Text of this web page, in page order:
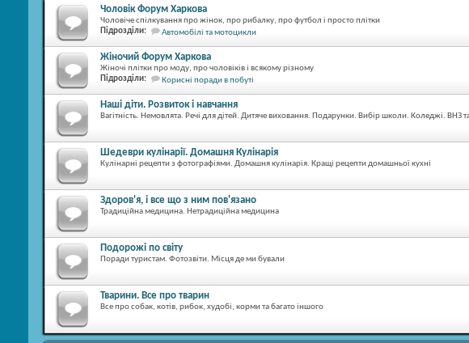
Чоловік Форум Харкова
Чоловіче спілкування про жінок, про рибалку, про футбол і просто плітки
Підрозділи:
Автомобілі та мотоцикли
Жіночий Форум Харкова
Жіночі плітки про моду, про чоловіків і всякому різному
Підрозділи:
Корисні поради в побуті
Наші діти. Розвиток і навчання
Вагітність. Немовлята. Речі для дітей. Дитяче виховання. Подарунки. Вибір школи. Коледжі. ВНЗ
Шедеври кулінарії. Домашня Кулінарія
Кулінарні рецепти з фотографіями. Домашня кулінарія. Кращі рецепти домашньої кухні
Здоров'я, і ​​все що з ним пов'язано
Традиційна медицина. Нетрадиційна медицина
Подорожі по світу
Поради туристам. Фотозвіти. Місця де ми бували
Тварини. Все про тварин
Все про собак, котів, рибок, худобі, корми та багато іншого